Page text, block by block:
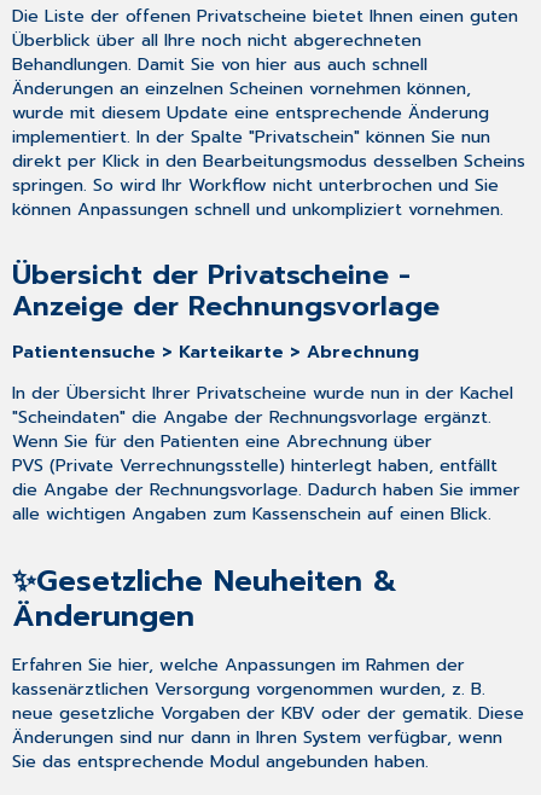
Die Liste der offenen Privatscheine bietet Ihnen einen guten
Überblick über all Ihre noch nicht abgerechneten
Behandlungen. Damit Sie von hier aus auch schnell
Änderungen an einzelnen Scheinen vornehmen können,
wurde mit diesem Update eine entsprechende Änderung
implementiert. In der Spalte "Privatschein" können Sie nun
direkt per Klick in den Bearbeitungsmodus desselben Scheins
springen. So wird Ihr Workflow nicht unterbrochen und Sie
können Anpassungen schnell und unkompliziert vornehmen.
Übersicht der Privatscheine -
Anzeige der Rechnungsvorlage
Patientensuche > Karteikarte > Abrechnung
In der Übersicht Ihrer Privatscheine wurde nun in der Kachel
"Scheindaten" die Angabe der Rechnungsvorlage ergänzt.
Wenn Sie für den Patienten eine Abrechnung über
PVS (Private Verrechnungsstelle) hinterlegt haben, entfällt
die Angabe der Rechnungsvorlage. Dadurch haben Sie immer
alle wichtigen Angaben zum Kassenschein auf einen Blick.
✨Gesetzliche Neuheiten &
Änderungen
Erfahren Sie hier, welche Anpassungen im Rahmen der
kassenärztlichen Versorgung vorgenommen wurden, z. B.
neue gesetzliche Vorgaben der KBV oder der gematik. Diese
Änderungen sind nur dann in Ihren System verfügbar, wenn
Sie das entsprechende Modul angebunden haben.